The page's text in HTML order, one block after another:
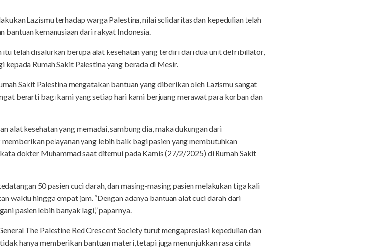
Lazismu terhadap warga Palestina, nilai solidaritas dan kepedulian telah
bantuan kemanusiaan dari rakyat Indonesia.
telah disalurkan berupa alat kesehatan yang terdiri dari dua unit defribillator,
kepada Rumah Sakit Palestina yang berada di Mesir.
Sakit Palestina mengatakan bantuan yang diberikan oleh Lazismu sangat
berarti bagi kami yang setiap hari kami berjuang merawat para korban dan
alat kesehatan yang memadai, sambung dia, maka dukungan dari
pelayanan yang lebih baik bagi pasien yang membutuhkan
dokter Muhammad saat ditemui pada Kamis (27/2/2025) di Rumah Sakit
50 pasien cuci darah, dan masing-masing pasien melakukan tiga kali
waktu hingga empat jam. “Dengan adanya bantuan alat cuci darah dari
pasien lebih banyak lagi,” paparnya.
The Palestine Red Crescent Society turut mengapresiasi kepedulian dan
hanya memberikan bantuan materi, tetapi juga menunjukkan rasa cinta